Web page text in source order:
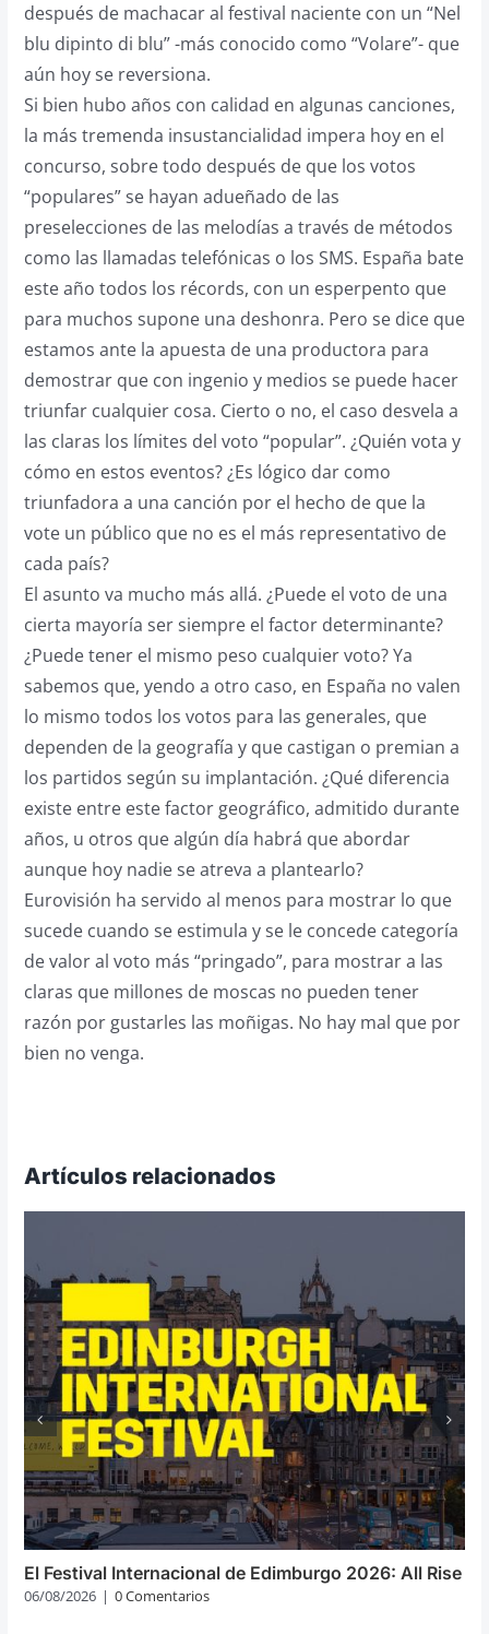
después de machacar al festival naciente con un “Nel
blu dipinto di blu” -más conocido como “Volare”- que
aún hoy se reversiona.
Si bien hubo años con calidad en algunas canciones,
la más tremenda insustancialidad impera hoy en el
concurso, sobre todo después de que los votos
“populares” se hayan adueñado de las
preselecciones de las melodías a través de métodos
como las llamadas telefónicas o los SMS. España bate
este año todos los récords, con un esperpento que
para muchos supone una deshonra. Pero se dice que
estamos ante la apuesta de una productora para
demostrar que con ingenio y medios se puede hacer
triunfar cualquier cosa. Cierto o no, el caso desvela a
las claras los límites del voto “popular”. ¿Quién vota y
cómo en estos eventos? ¿Es lógico dar como
triunfadora a una canción por el hecho de que la
vote un público que no es el más representativo de
cada país?
El asunto va mucho más allá. ¿Puede el voto de una
cierta mayoría ser siempre el factor determinante?
¿Puede tener el mismo peso cualquier voto? Ya
sabemos que, yendo a otro caso, en España no valen
lo mismo todos los votos para las generales, que
dependen de la geografía y que castigan o premian a
los partidos según su implantación. ¿Qué diferencia
existe entre este factor geográfico, admitido durante
años, u otros que algún día habrá que abordar
aunque hoy nadie se atreva a plantearlo?
Eurovisión ha servido al menos para mostrar lo que
sucede cuando se estimula y se le concede categoría
de valor al voto más “pringado”, para mostrar a las
claras que millones de moscas no pueden tener
razón por gustarles las moñigas. No hay mal que por
bien no venga.
Artículos relacionados
El Festival Internacional de Edimburgo 2026: All Rise
06/08/2026 | 0 Comentarios